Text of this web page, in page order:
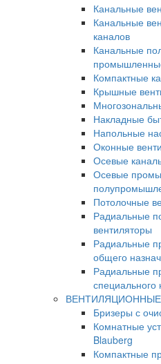
Канальные
Канальные
каналов
Канальные
Компактные
Крышные
Накладные
Напольные
Оконные
Осевые
Осевые
Потолочные
Радиальные
вентиляторы
Радиальные
общего
Радиальные
специального
Бризеры с
Комнатные
Blauberg
Компактные